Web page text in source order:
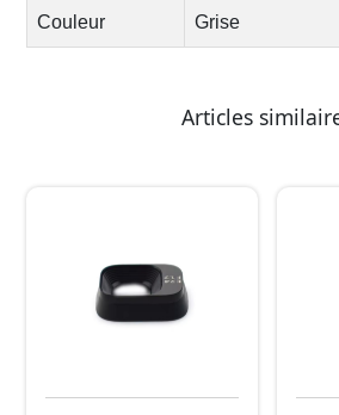
Couleur Grise
Articles